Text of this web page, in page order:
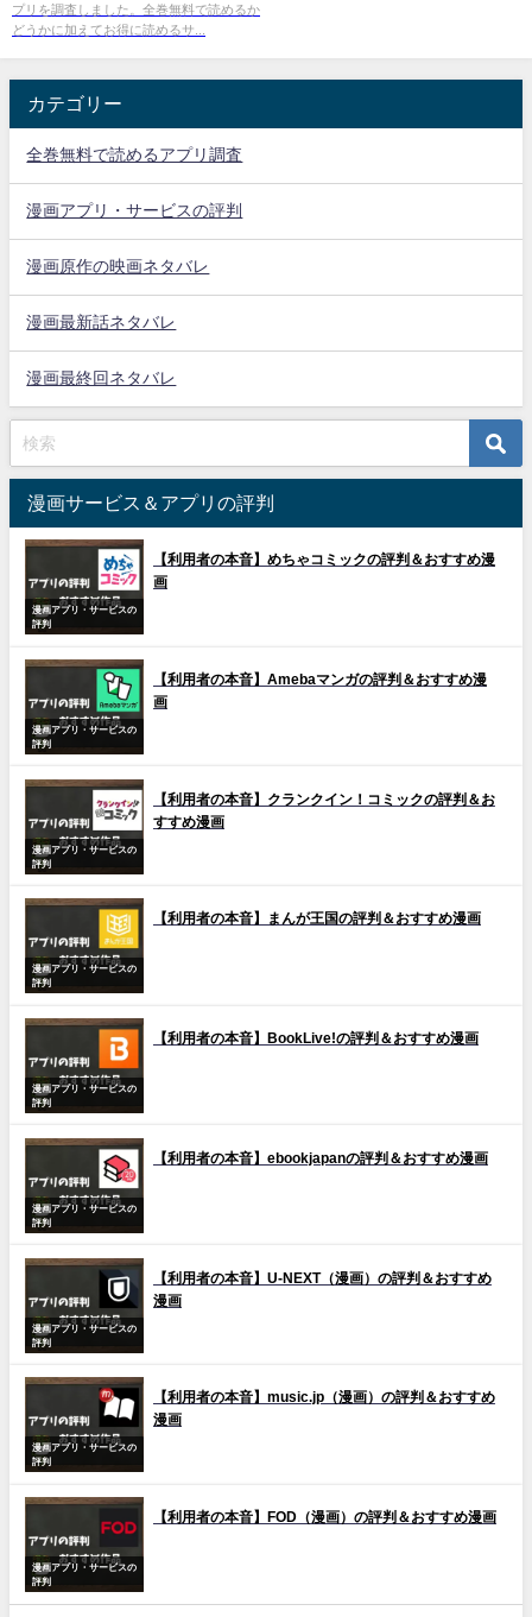
プリを調査しました。全巻無料で読めるか
どうかに加えてお得に読めるサ...
カテゴリー
全巻無料で読めるアプリ調査
漫画アプリ・サービスの評判
漫画原作の映画ネタバレ
漫画最新話ネタバレ
漫画最終回ネタバレ
漫画サービス＆アプリの評判
漫画アプリ・サービスの
評判
【利用者の本音】めちゃコミックの評判＆おすすめ漫
画
漫画アプリ・サービスの
評判
【利用者の本音】Amebaマンガの評判＆おすすめ漫
画
漫画アプリ・サービスの
評判
【利用者の本音】クランクイン！コミックの評判＆お
すすめ漫画
漫画アプリ・サービスの
評判
【利用者の本音】まんが王国の評判＆おすすめ漫画
漫画アプリ・サービスの
評判
【利用者の本音】BookLive!の評判＆おすすめ漫画
漫画アプリ・サービスの
評判
【利用者の本音】ebookjapanの評判＆おすすめ漫画
漫画アプリ・サービスの
評判
【利用者の本音】U-NEXT（漫画）の評判＆おすすめ
漫画
漫画アプリ・サービスの
評判
【利用者の本音】music.jp（漫画）の評判＆おすすめ
漫画
漫画アプリ・サービスの
評判
【利用者の本音】FOD（漫画）の評判＆おすすめ漫画